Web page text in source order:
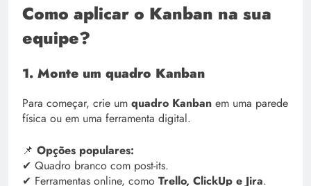
Como aplicar o Kanban na sua
equipe?
1. Monte um quadro Kanban
Para começar, crie um quadro Kanban em uma parede
física ou em uma ferramenta digital.
📌 Opções populares:
✔ Quadro branco com post-its.
✔ Ferramentas online, como Trello, ClickUp e Jira.